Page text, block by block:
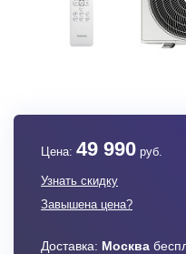
Цена: 49 990 руб.
Узнать скидку
Завышена цена?
Доставка: Москва